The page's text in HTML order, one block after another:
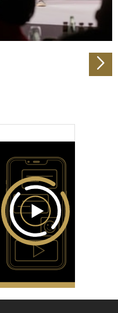
Website zu
Informationen zu Ihrer
unsere Partner für
möglicherweise mit
ihnen bereitgestellt